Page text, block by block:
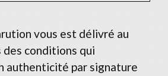
vous est délivré au
conditions qui
authenticité par signature